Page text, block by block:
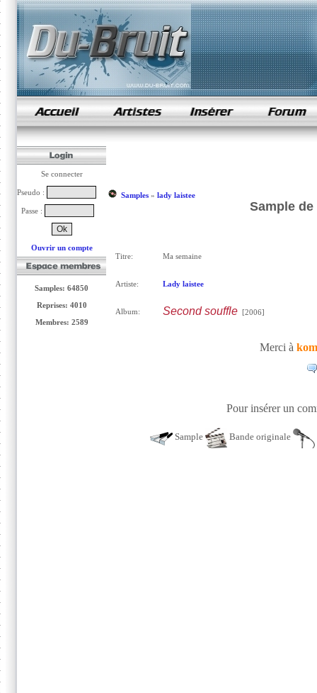
samples de rap
Se connecter
Pseudo :
Passe :
Ouvrir un compte
Samples: 64850
Reprises: 4010
Membres: 2589
Samples» lady laistee
Sample
Titre: Ma semaine
Artiste: Lady laistee
Album: Second souffle[2006]
Merci à
Pour insérer un
Sample Bande originale